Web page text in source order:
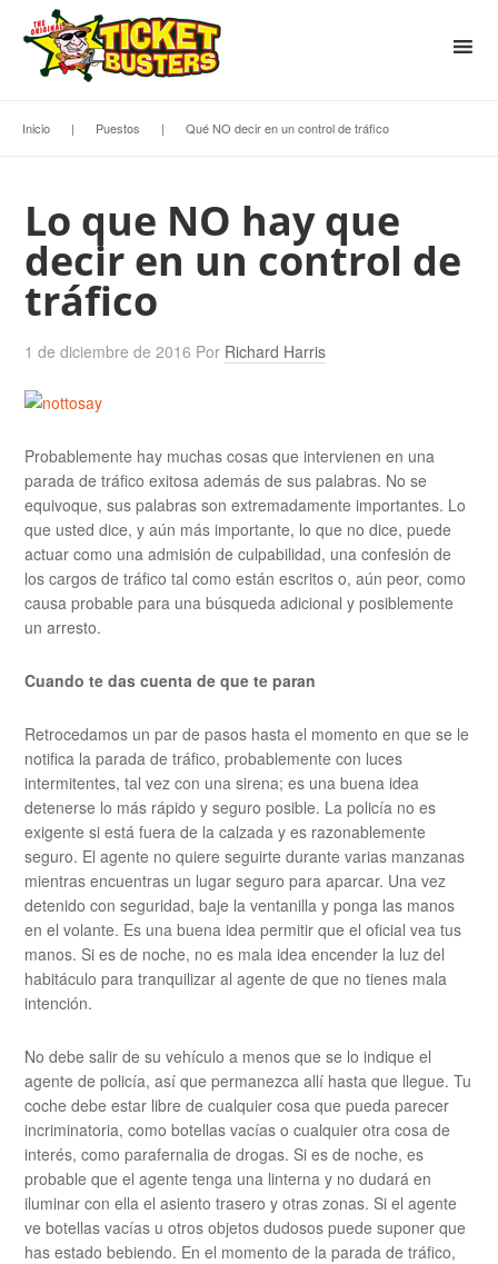
Inicio | Puestos | Qué NO decir en un control de tráfico
Lo que NO hay que
decir en un control de
tráfico
1 de diciembre de 2016 Por Richard Harris
Probablemente hay muchas cosas que intervienen en una
parada de tráfico exitosa además de sus palabras. No se
equivoque, sus palabras son extremadamente importantes. Lo
que usted dice, y aún más importante, lo que no dice, puede
actuar como una admisión de culpabilidad, una confesión de
los cargos de tráfico tal como están escritos o, aún peor, como
causa probable para una búsqueda adicional y posiblemente
un arresto.
Cuando te das cuenta de que te paran
Retrocedamos un par de pasos hasta el momento en que se le
notifica la parada de tráfico, probablemente con luces
intermitentes, tal vez con una sirena; es una buena idea
detenerse lo más rápido y seguro posible. La policía no es
exigente si está fuera de la calzada y es razonablemente
seguro. El agente no quiere seguirte durante varias manzanas
mientras encuentras un lugar seguro para aparcar. Una vez
detenido con seguridad, baje la ventanilla y ponga las manos
en el volante. Es una buena idea permitir que el oficial vea tus
manos. Si es de noche, no es mala idea encender la luz del
habitáculo para tranquilizar al agente de que no tienes mala
intención.
No debe salir de su vehículo a menos que se lo indique el
agente de policía, así que permanezca allí hasta que llegue. Tu
coche debe estar libre de cualquier cosa que pueda parecer
incriminatoria, como botellas vacías o cualquier otra cosa de
interés, como parafernalia de drogas. Si es de noche, es
probable que el agente tenga una linterna y no dudará en
iluminar con ella el asiento trasero y otras zonas. Si el agente
ve botellas vacías u otros objetos dudosos puede suponer que
has estado bebiendo. En el momento de la parada de tráfico,